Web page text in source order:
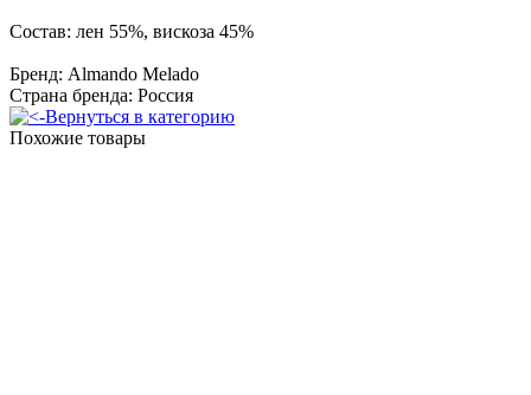
Состав: лен 55%, вискоза 45%
Бренд: Almando Melado
Страна бренда: Россия
Вернуться в категорию
Похожие товары